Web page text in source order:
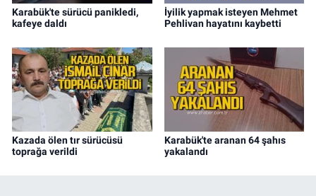
Karabük'te sürücü panikledi,
kafeye daldı
İyilik yapmak isteyen Mehmet
Pehlivan hayatını kaybetti
Kazada ölen tır sürücüsü
toprağa verildi
Karabük'te aranan 64 şahıs
yakalandı